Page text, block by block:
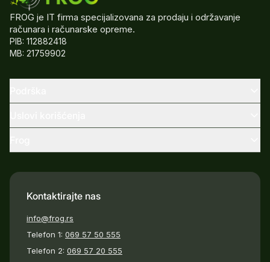
FROG je IT firma specijalizovana za prodaju i održavanje
računara i računarske opreme.
PIB: 112882418
MB: 21759902
Kontaktirajte nas
info@frog.rs
Telefon 1: 069 57 50 555
Telefon 2: 069 57 20 555